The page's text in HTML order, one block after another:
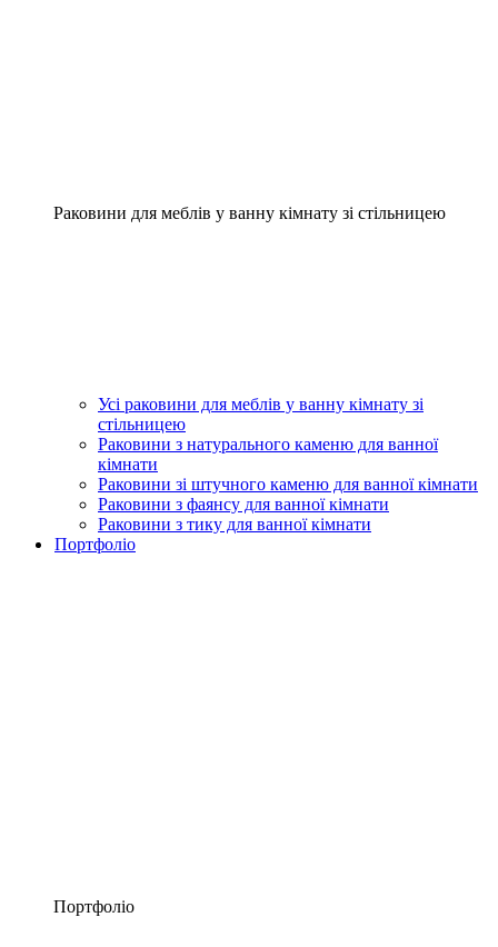
Раковини для меблів у ванну кімнату зі стільницею
Усі раковини для меблів у ванну кімнату зі
стільницею
Раковини з натурального каменю для ванної
кімнати
Раковини зі штучного каменю для ванної кімнати
Раковини з фаянсу для ванної кімнати
Раковини з тику для ванної кімнати
Портфоліо
Портфоліо